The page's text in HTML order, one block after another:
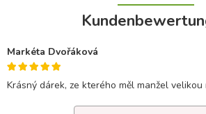
Markéta Dvořáková
Krásný dárek, ze kterého měl manžel